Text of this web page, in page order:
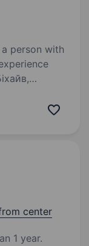
person with
дбає
center
1 year.